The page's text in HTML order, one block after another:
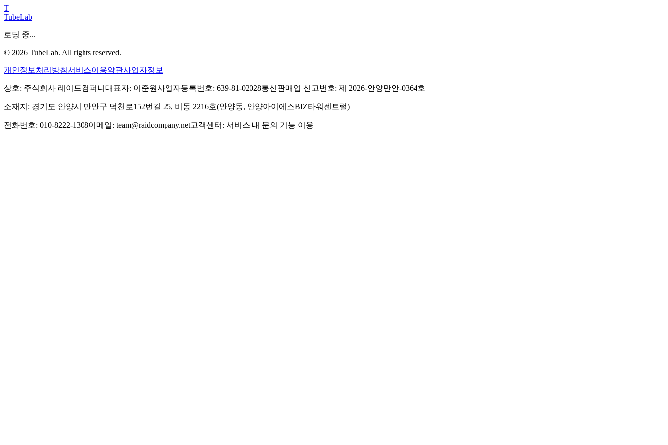
T
TubeLab
로딩 중...
© 2026 TubeLab. All rights reserved.
개인정보처리방침서비스이용약관사업자정보
상호: 주식회사 레이드컴퍼니 대표자: 이준원사업자등록번호: 639-81-02028통신판매업 신고번호: 제 2026-안양만안-0364호
소재지: 경기도 안양시 만안구 덕천로152번길 25, 비동 2216호(안양동, 안양아이에스BIZ타워센트럴)
전화번호: 010-8222-1308이메일: team@raidcompany.net고객센터: 서비스 내 문의 기능 이용